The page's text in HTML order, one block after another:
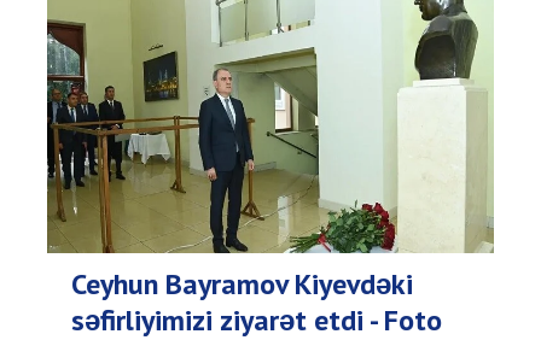
Ceyhun Bayramov Kiyevdəki
səfirliyimizi ziyarət etdi - Foto